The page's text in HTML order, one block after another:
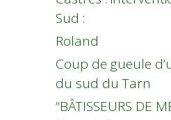
Sud :
Roland
Coup de gueule
du sud du Tarn
“BÂTISSEURS DE